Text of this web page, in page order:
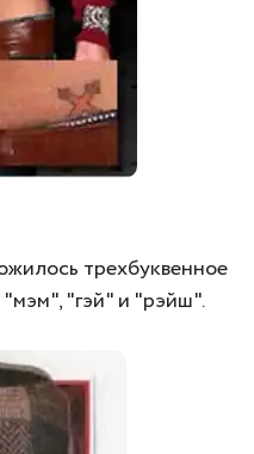
трехбуквенное
"мэм", "гэй" и "рэйш".